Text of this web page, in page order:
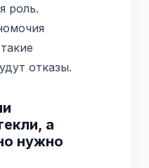
роль.
отказы.
а
нужно